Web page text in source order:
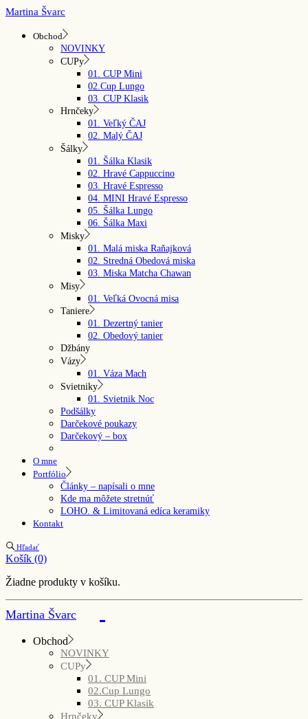
Skip
Martina Švarc
Obchod
NOVINKY
CUPy
01. CUP Mini
02.Cup Lungo
03. CUP Klasik
Hrnčeky
01. Veľký ČAJ
02. Malý ČAJ
Šálky
01. Šálka Klasik
02. Hravé Cappuccino
03. Hravé Espresso
04. MINI Hravé Espresso
05. Šálka Lungo
06. Šálka Maxi
Misky
01. Malá miska Raňajková
02. Stredná Obedová miska
03. Miska Matcha Chawan
Misy
01. Veľká Ovocná misa
Taniere
01. Dezertný tanier
02. Obedový tanier
Džbány
Vázy
01. Váza Mach
Svietniky
01. Svietnik Noc
Podšálky
Darčekové poukazy
Darčekový – box
O mne
Portfólio
Články – napísali o mne
Kde ma môžete stretnúť
LOHO. & Limitovaná edíca keramiky
Kontakt
Hľadať
Košík (0)
Žiadne produkty v košíku.
Martina Švarc
Obchod
NOVINKY
CUPy
01. CUP Mini
02.Cup Lungo
03. CUP Klasik
Hrnčeky